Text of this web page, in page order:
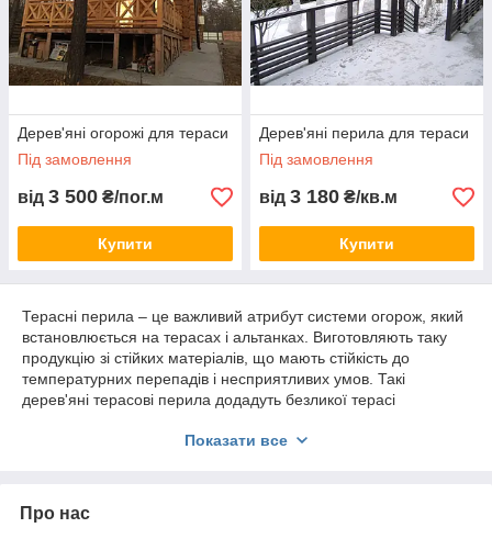
Дерев'яні огорожі для тераси
Під замовлення
від 3 500 ₴/пог.м
Купити
Дерев'яні перила для тераси
Під замовлення
від 3 180 ₴/кв.м
Купити
Терасні перила – це важливий атрибут системи огорож, який
встановлюється на терасах і альтанках. Виготовляють таку
продукцію зі стійких матеріалів, що мають стійкість до
температурних перепадів і несприятливих умов. Такі
дерев'яні терасові перила додадуть безликої терасі
Головне завдання представленої конструкції – безпечні
Виготовляється конструкція з популярних видів деревини, які
Показати все
Про нас